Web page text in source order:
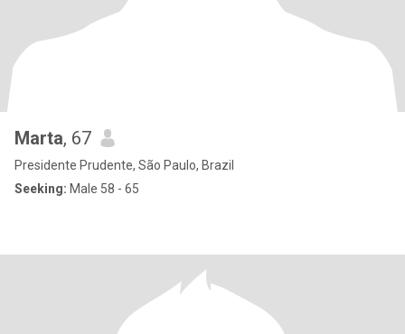
Marta, 67
Presidente Prudente, São Paulo, Brazil
Seeking: Male 58 - 65